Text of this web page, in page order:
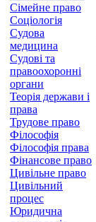
Сімейне право
Соціологія
Судова
медицина
Судові та
правоохоронні
органи
Теорія держави і
права
Трудове право
Філософія
Філософія права
Фінансове право
Цивільне право
Цивільний
процес
Юридична